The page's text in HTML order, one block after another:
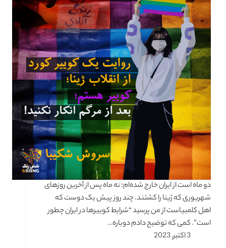
دو ماه است از ایران خارج شده‌ام؛ نه ماه پس از آخرین روزهای
شهریوری که ژینا را کشتند. چند روز پیش یک دوست که
اهل کلمبیاست از من پرسید “شرایط کوییرها در ایران چطور
است”. کمی که توضیح دادم دوباره…
3 اکتبر, 2023